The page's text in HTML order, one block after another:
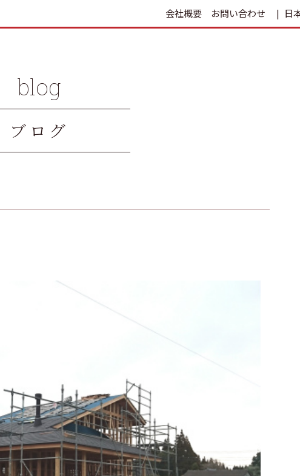
会社概要 お問い合わせ 日
blog
ブログ